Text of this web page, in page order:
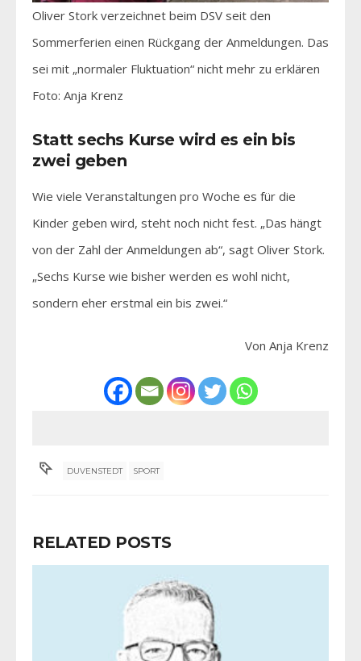
Oliver Stork verzeichnet beim DSV seit den
Sommerferien einen Rückgang der Anmeldungen. Das
sei mit „normaler Fluktuation“ nicht mehr zu erklären
Foto: Anja Krenz
Statt sechs Kurse wird es ein bis
zwei geben
Wie viele Veranstaltungen pro Woche es für die
Kinder geben wird, steht noch nicht fest. „Das hängt
von der Zahl der Anmeldungen ab“, sagt Oliver Stork.
„Sechs Kurse wie bisher werden es wohl nicht,
sondern eher erstmal ein bis zwei.“
Von Anja Krenz
DUVENSTEDT SPORT
RELATED POSTS